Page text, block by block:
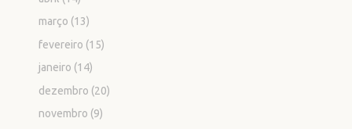
março (13)
fevereiro (15)
janeiro (14)
dezembro (20)
novembro (9)